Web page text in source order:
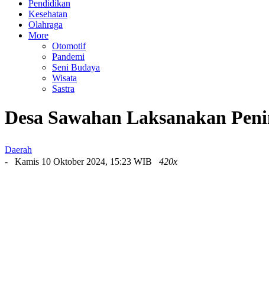
Pendidikan
Kesehatan
Olahraga
More
Otomotif
Pandemi
Seni Budaya
Wisata
Sastra
Desa Sawahan Laksanakan
Daerah
- Kamis 10 Oktober 2024, 15:23 WIB 420x